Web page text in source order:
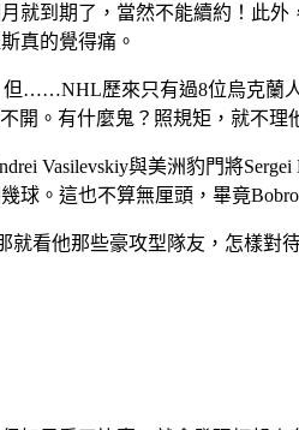
就到期了，當然不能續約！此
真的覺得痛。
但……NHL歷來只有過8位烏克蘭
開。有什麼鬼？照規矩，就不理
Vasilevskiy與美洲豹門將
球。這也不算無厘頭，畢竟
就看他那些豪攻型隊友，怎樣對